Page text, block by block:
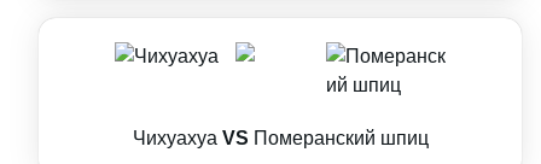
Чихуахуа VS Померанский шпиц